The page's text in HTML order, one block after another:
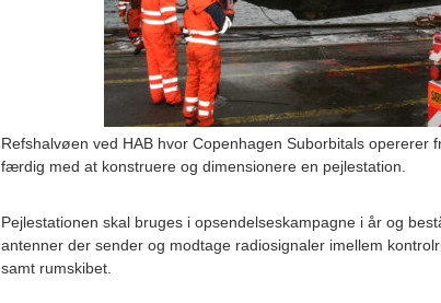
Refshalvøen ved HAB hvor Copenhagen Suborbitals opererer
færdig med at konstruere og dimensionere en pejlestation.
Pejlestationen skal bruges i opsendelseskampagne i år og
antenner der sender og modtage radiosignaler imellem
samt rumskibet.